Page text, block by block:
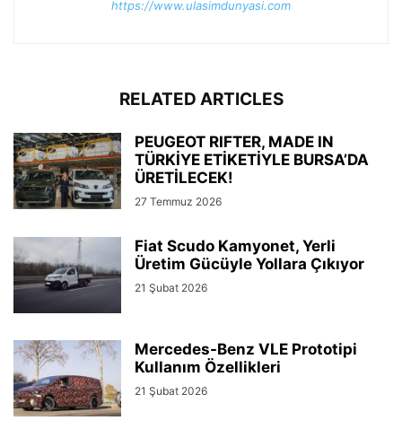
https://www.ulasimdunyasi.com
RELATED ARTICLES
PEUGEOT RIFTER, MADE IN
TÜRKİYE ETİKETİYLE BURSA’DA
ÜRETİLECEK!
27 Temmuz 2026
Fiat Scudo Kamyonet, Yerli
Üretim Gücüyle Yollara Çıkıyor
21 Şubat 2026
Mercedes-Benz VLE Prototipi
Kullanım Özellikleri
21 Şubat 2026